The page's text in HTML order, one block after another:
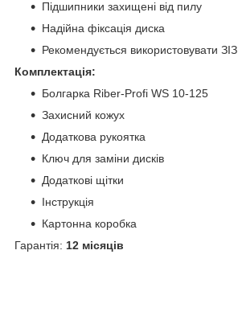
Підшипники захищені від пилу
Надійна фіксація диска
Рекомендується використовувати ЗІЗ
Комплектація:
Болгарка Riber‑Profi WS 10‑125
Захисний кожух
Додаткова рукоятка
Ключ для заміни дисків
Додаткові щітки
Інструкція
Картонна коробка
Гарантія: 12 місяців